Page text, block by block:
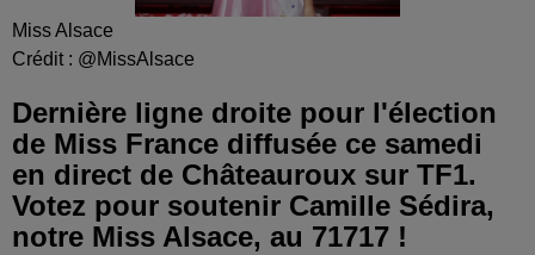
Miss Alsace
Crédit : @MissAlsace
Dernière ligne droite pour l'élection
de Miss France diffusée ce samedi
en direct de Châteauroux sur TF1.
Votez pour soutenir Camille Sédira,
notre Miss Alsace, au 71717 !